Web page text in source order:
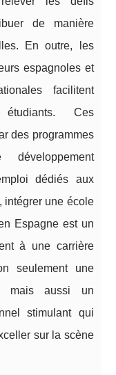
de manière
En outre, les
espagnoles et
facilitent
étudiants. Ces
des programmes
dédiés aux
intégrer une école
Espagne est un
à une carrière
seulement une
mais aussi un
stimulant qui
sur la scène